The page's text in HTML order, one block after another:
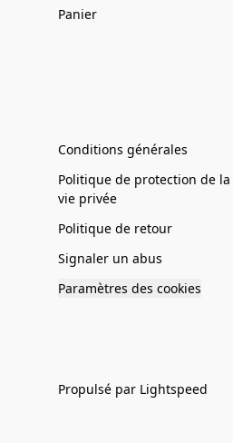
Panier
Conditions générales
Politique de protection de la
vie privée
Politique de retour
Signaler un abus
Paramètres des cookies
Propulsé par Lightspeed